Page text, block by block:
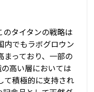
のタイタンの戦略は
内でもラボグロウン
っており、一部の
高い層においては
て積極的に支持され